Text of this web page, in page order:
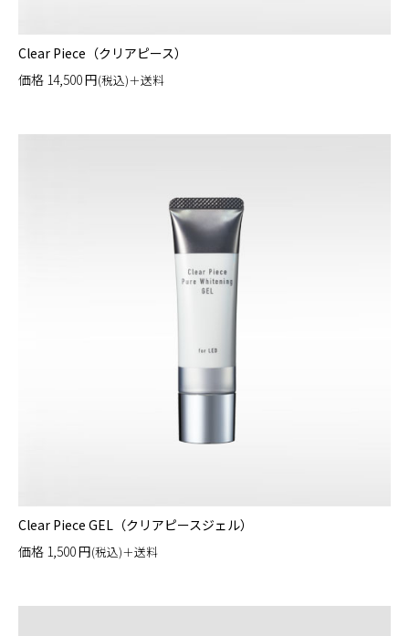
Clear Piece（クリアピース）
価格 14,500円(税込)＋送料
Clear Piece GEL（クリアピースジェル）
価格 1,500円(税込)＋送料